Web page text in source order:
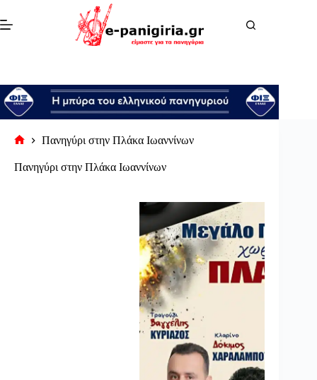
στο
περιεχόμενο
σελίδα
Πανηγύρι στην Πλάκα Ιωαννίνων
Πανηγύρι στην Πλάκα Ιωαννίνων